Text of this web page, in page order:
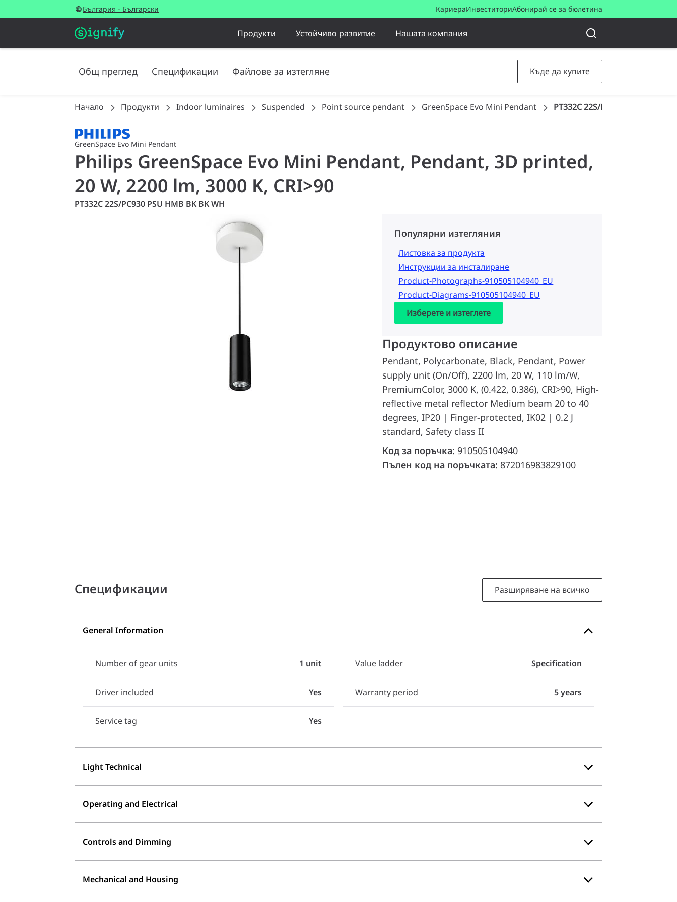
България - Български КариераИнвеститориАбонирай се за бюлетина
Продукти Устойчиво развитие Нашата компания
Общ преглед Спецификации Файлове за изтегляне Къде да купите
Начало Продукти Indoor luminaires Suspended Point source pendant GreenSpace Evo Mini Pendant PT332C 22S/PC930 PSU HMB BK
GreenSpace Evo Mini Pendant
Philips GreenSpace Evo Mini Pendant, Pendant, 3D printed,
20 W, 2200 lm, 3000 K, CRI>90
PT332C 22S/PC930 PSU HMB BK BK WH
Популярни изтегляния
Листовка за продукта
Инструкции за инсталиране
Product-Photographs-910505104940_EU
Product-Diagrams-910505104940_EU
Изберете и изтеглете
Продуктово описание
Pendant, Polycarbonate, Black, Pendant, Power
supply unit (On/Off), 2200 lm, 20 W, 110 lm/W,
PremiumColor, 3000 K, (0.422, 0.386), CRI>90, High-
reflective metal reflector Medium beam 20 to 40
degrees, IP20 | Finger-protected, IK02 | 0.2 J
standard, Safety class II
Код за поръчка: 910505104940
Пълен код на поръчката: 872016983829100
Спецификации Разширяване на всичко
General Information
Number of gear units 1 unit
Driver included Yes
Service tag Yes
Value ladder Specification
Warranty period 5 years
Light Technical
Operating and Electrical
Controls and Dimming
Mechanical and Housing